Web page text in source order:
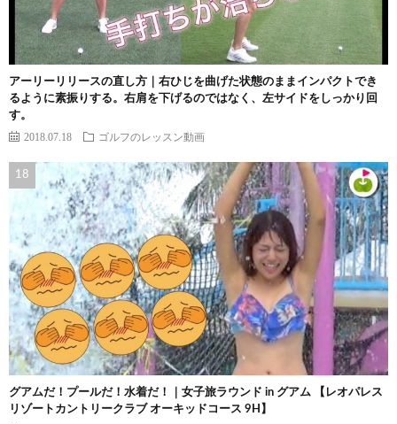
アーリーリリースの直し方｜右ひじを曲げた状態のままインパクトでき
るように素振りする。右肩を下げるのではなく、左サイドをしっかり回
す。
2018.07.18 ゴルフのレッスン動画
グアムだ！プールだ！水着だ！｜女子旅ラウンド in グアム 【レオパレス
リゾートカントリークラブ オーキッドコース 9H】